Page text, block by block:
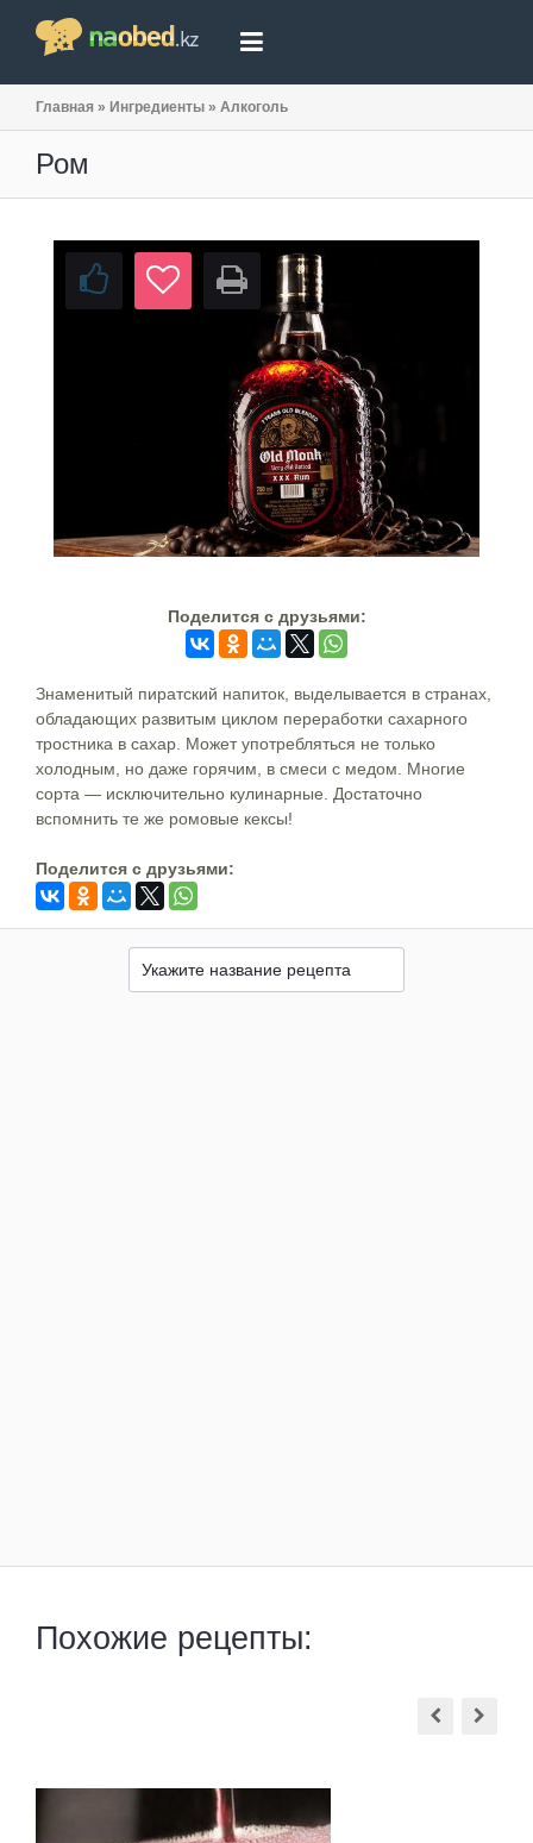
Главная » Ингредиенты » Алкоголь
Ром
Поделится c друзьями:
Знаменитый пиратский напиток, выделывается в странах,
обладающих развитым циклом переработки сахарного
тростника в сахар. Может употребляться не только
холодным, но даже горячим, в смеси с медом. Многие
сорта — исключительно кулинарные. Достаточно
вспомнить те же ромовые кексы!
Поделится c друзьями:
Похожие рецепты: